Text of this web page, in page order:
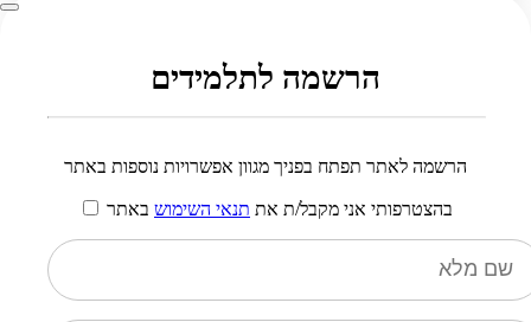
הרשמה לתלמידים
הרשמה לאתר תפתח בפניך מגוון אפשרויות נוספות באתר
בהצטרפותי אני מקבל/ת את תנאי השימוש באתר